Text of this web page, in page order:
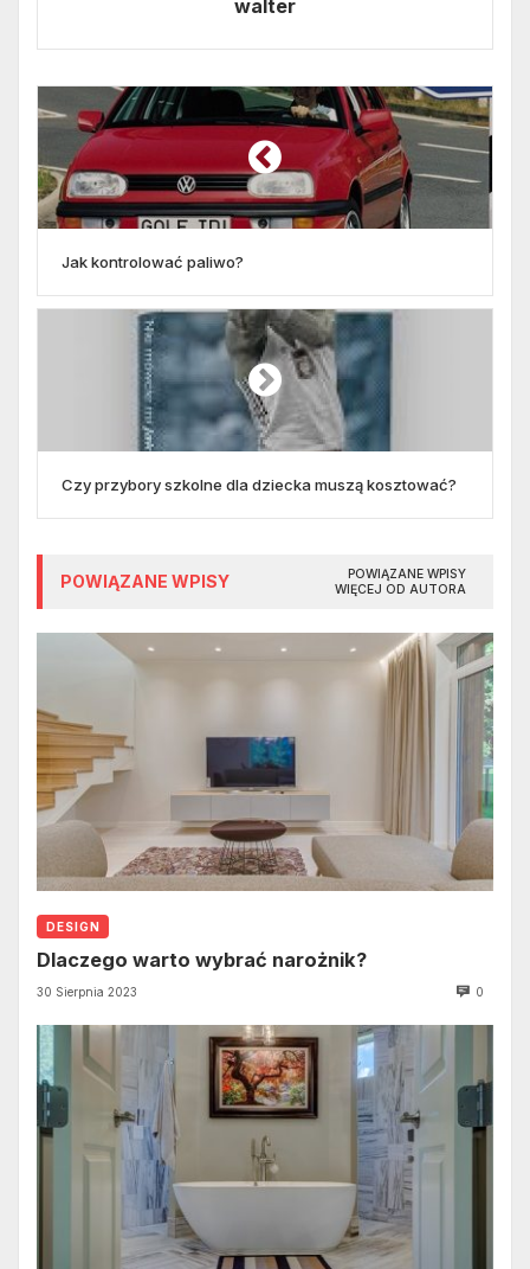
walter
Jak kontrolować paliwo?
Czy przybory szkolne dla dziecka muszą kosztować?
POWIĄZANE WPISY
POWIĄZANE WPISY
WIĘCEJ OD AUTORA
DESIGN
Dlaczego warto wybrać narożnik?
30 Sierpnia 2023 0